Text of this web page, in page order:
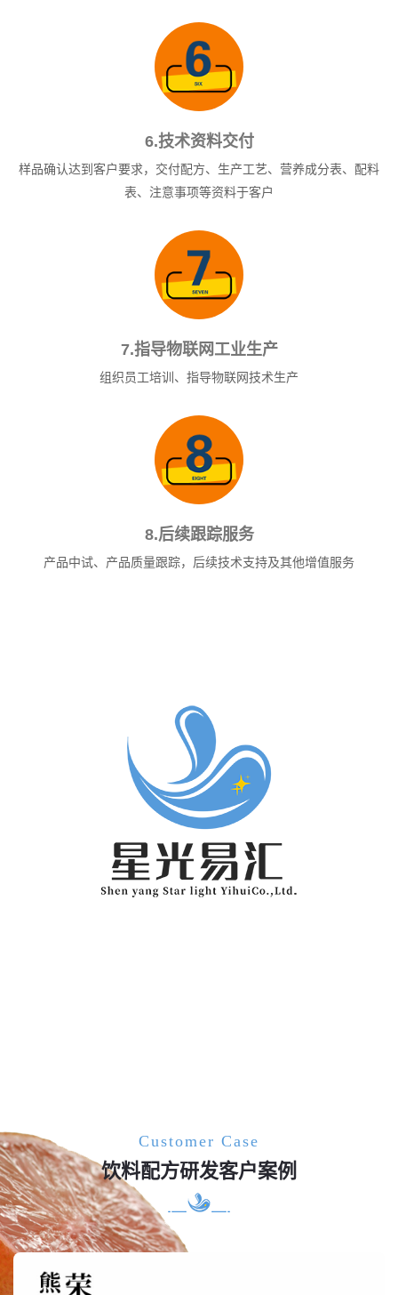
6.技术资料交付
样品确认达到客户要求，交付配方、生产工艺、营养成分表、配料
表、注意事项等资料于客户
7.指导物联网工业生产
组织员工培训、指导物联网技术生产
8.后续跟踪服务
产品中试、产品质量跟踪，后续技术支持及其他增值服务
Customer Case
饮料配方研发客户案例